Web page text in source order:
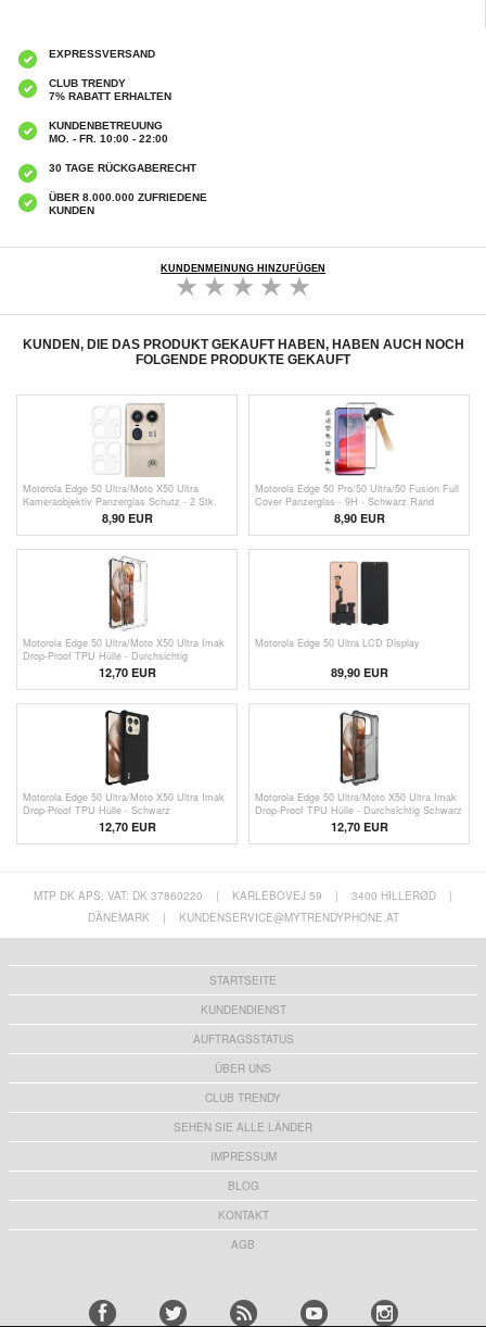
EXPRESSVERSAND
CLUB TRENDY
7% RABATT ERHALTEN
KUNDENBETREUUNG
MO. - FR. 10:00 - 22:00
30 TAGE RÜCKGABERECHT
ÜBER 8.000.000 ZUFRIEDENE
KUNDEN
KUNDENMEINUNG HINZUFÜGEN
KUNDEN, DIE DAS PRODUKT GEKAUFT HABEN, HABEN AUCH NOCH
FOLGENDE PRODUKTE GEKAUFT
Motorola Edge 50 Ultra/Moto X50 Ultra
Kameraobjektiv Panzerglas Schutz - 2 Stk.
8,90 EUR
Motorola Edge 50 Pro/50 Ultra/50 Fusion Full
Cover Panzerglas - 9H - Schwarz Rand
8,90 EUR
Motorola Edge 50 Ultra/Moto X50 Ultra Imak
Drop-Proof TPU Hülle - Durchsichtig
12,70 EUR
Motorola Edge 50 Ultra LCD Display
89,90 EUR
Motorola Edge 50 Ultra/Moto X50 Ultra Imak
Drop-Proof TPU Hülle - Schwarz
12,70 EUR
Motorola Edge 50 Ultra/Moto X50 Ultra Imak
Drop-Proof TPU Hülle - Durchsichtig Schwarz
12,70 EUR
MTP DK APS, VAT: DK 37860220 | KARLEBOVEJ 59 | 3400 HILLERØD
|
DÄNEMARK
| KUNDENSERVICE@MYTRENDYPHONE.AT
STARTSEITE
KUNDENDIENST
AUFTRAGSSTATUS
ÜBER UNS
CLUB TRENDY
SEHEN SIE ALLE LÄNDER
IMPRESSUM
BLOG
KONTAKT
AGB